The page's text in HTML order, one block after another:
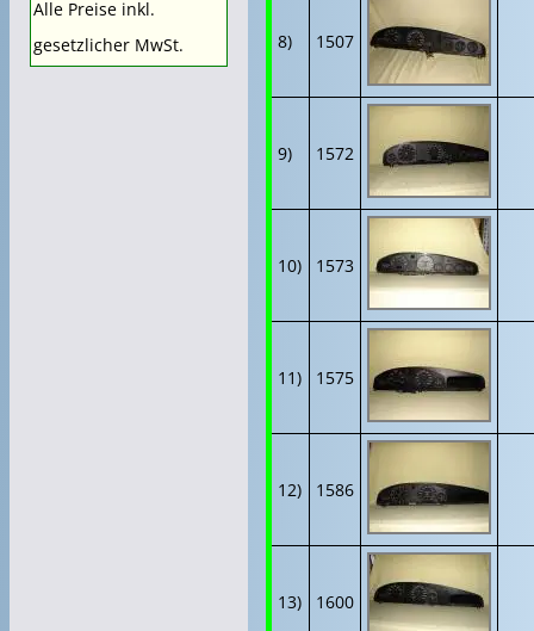
Alle Preise inkl.
gesetzlicher MwSt.
8) 1507
9) 1572
10) 1573
11) 1575
12) 1586
13) 1600